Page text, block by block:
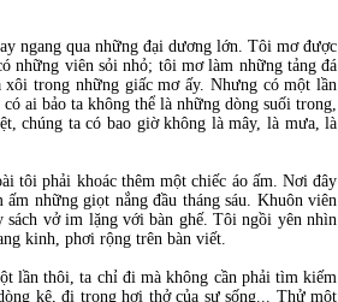
ngang qua những đại dương lớn. Tôi mơ được
những viên sỏi nhỏ; tôi mơ làm những tảng đá
trong những giấc mơ ấy. Nhưng có một lần
ai bảo ta không thể là những dòng suối trong,
chúng ta có bao giờ không là mây, là mưa, là
tôi phải khoác thêm một chiếc áo ấm. Nơi đây
những giọt nắng đầu tháng sáu. Khuôn viên
vở im lặng với bàn ghế. Tôi ngồi yên nhìn
kinh, phơi rộng trên bàn viết.
lần thôi, ta chỉ đi mà không cần phải tìm kiếm
kệ, đi trong hơi thở của sự sống... Thử một